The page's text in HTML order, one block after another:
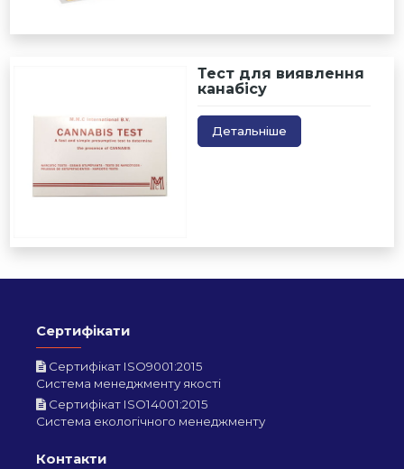
Тест для виявлення
канабісу
Детальніше
Сертифікати
Сертифікат ISO9001:2015
Система менеджменту якості
Сертифікат ISO14001:2015
Система екологічного менеджменту
Контакти